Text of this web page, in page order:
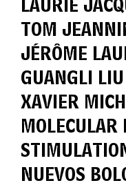
LAURIE
TOM
JÉRÔME
GUANGLI LIU
XAVIER
MOLECULAR
NUEVOS